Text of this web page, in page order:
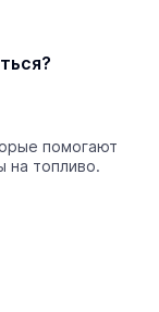
помогают
на топливо.